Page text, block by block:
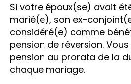
Si votre époux(se) avait
marié(e), son ex-
considéré(e) comme
pension de réversion.
pension au prorata de la
chaque mariage.